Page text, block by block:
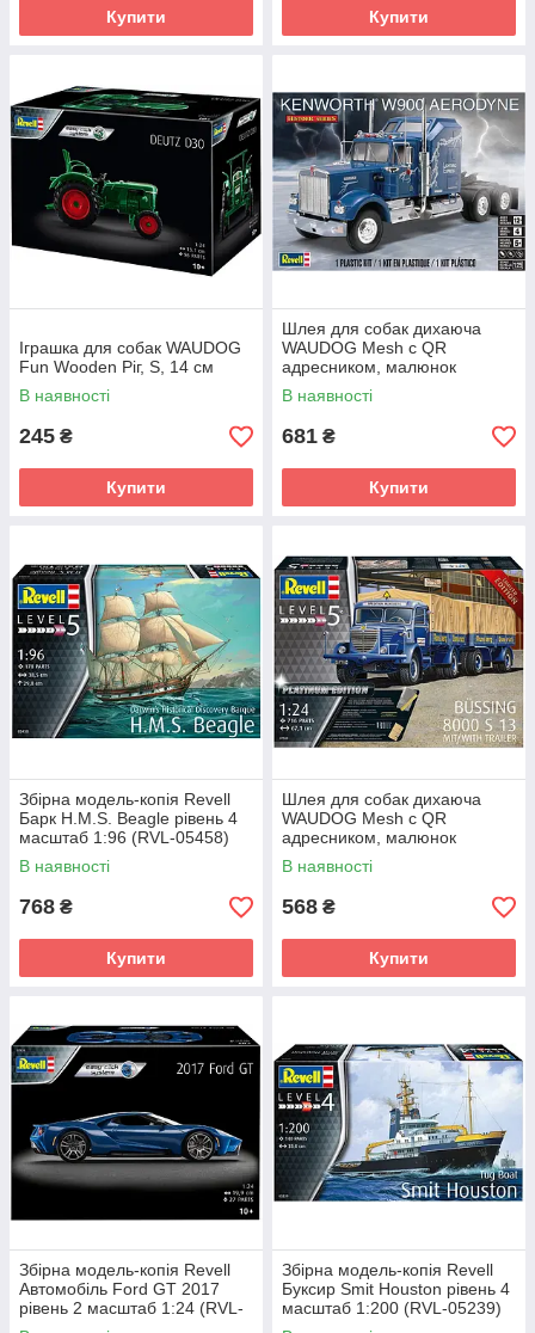
Купити Купити
Іграшка для собак WAUDOG
Fun Wooden Ріг, S, 14 см
В наявності
245 ₴
Купити
Шлея для собак дихаюча
WAUDOG Mesh с QR
адресником, малюнок
«Луска», S, A 30 см, В 35-48
см
В наявності
681 ₴
Купити
Збірна модель-копія Revell
Барк H.M.S. Beagle рівень 4
масштаб 1:96 (RVL-05458)
В наявності
768 ₴
Купити
Шлея для собак дихаюча
WAUDOG Mesh с QR
адресником, малюнок
«Луска», XS, А 24 см, В 30-36
см
В наявності
568 ₴
Купити
Збірна модель-копія Revell
Автомобіль Ford GT 2017
рівень 2 масштаб 1:24 (RVL-
07824)
Збірна модель-копія Revell
Буксир Smit Houston рівень 4
масштаб 1:200 (RVL-05239)